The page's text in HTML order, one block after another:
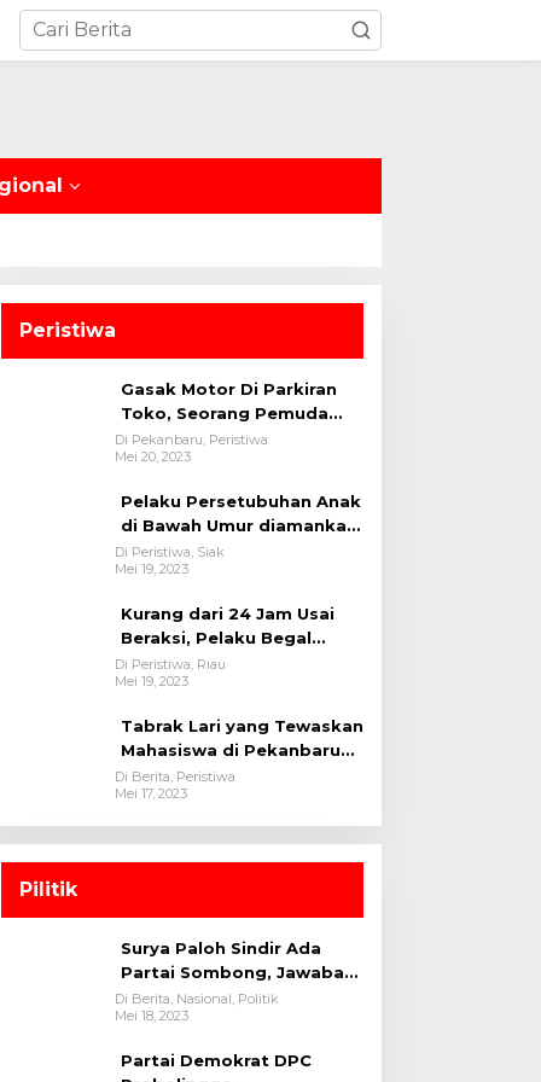
Peristiwa
Gasak Motor Di Parkiran
Toko, Seorang Pemuda
Diamankan Polsek Bukit
Raya
Di Pekanbaru, Peristiwa
Mei 20, 2023
Pelaku Persetubuhan Anak
di Bawah Umur diamankan
oleh tim Opsnal Polsek
Tualang-Polres Siak-Polda
Di Peristiwa, Siak
Mei 19, 2023
Kurang dari 24 Jam Usai
Beraksi, Pelaku Begal
Berhasil Di Bekuk
Satreskrim Polres
Di Peristiwa, Riau
Mei 19, 2023
Tabrak Lari yang Tewaskan
Mahasiswa di Pekanbaru
Ditangkap Polisi
Di Berita, Peristiwa
Mei 17, 2023
Pilitik
Surya Paloh Sindir Ada
Partai Sombong, Jawaban
Megawati
Di Berita, Nasional, Politik
Mei 18, 2023
Partai Demokrat DPC